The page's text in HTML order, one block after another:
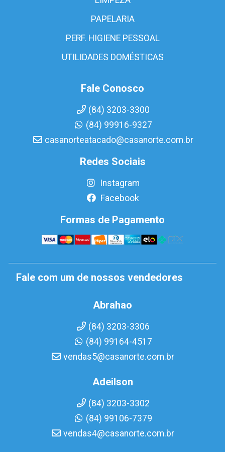
PAPELARIA
PERF. HIGIENE PESSOAL
UTILIDADES DOMÉSTICAS
Fale Conosco
(84) 3203-3300
(84) 99916-9327
casanorteatacado@casanorte.com.br
Redes Sociais
Instagram
Facebook
Formas de Pagamento
Fale com um de nossos vendedores
Abrahao
(84) 3203-3306
(84) 99164-4517
vendas5@casanorte.com.br
Adeilson
(84) 3203-3302
(84) 99106-7379
vendas4@casanorte.com.br